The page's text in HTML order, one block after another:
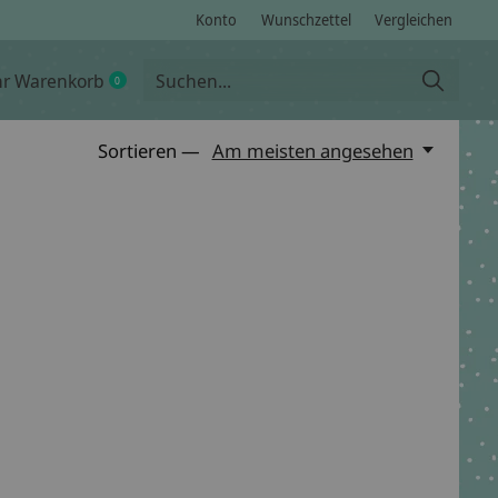
Konto Wunschzettel Vergleichen
Warenkorb 0items
Sortieren — Am meisten angesehen